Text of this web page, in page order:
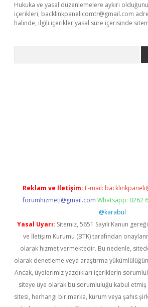
Hukuka ve yasal düzenlemelere aykırı
içerikleri, backlinkpanelicomtr@gmail.com
halinde, ilgili içerikler yasal süre içerisinde
Reklam ve İletişim: E-mail:
forumhizmeti@gmail.com Whatsapp: 0262
@karabul
Yasal Uyarı: Sitemiz, 5651 Sayılı Kanun
ve İletişim Kurumu (BTK) tarafından
olarak hizmet vermektedir. Bu nedenle,
olarak denetleme veya araştırma
Ancak, üyelerimiz yazdıkları içeriklerin
siteye üye olarak bu sorumluluğu kabul etmiş
sitesi, herhangi bir marka, kurum veya şahıs